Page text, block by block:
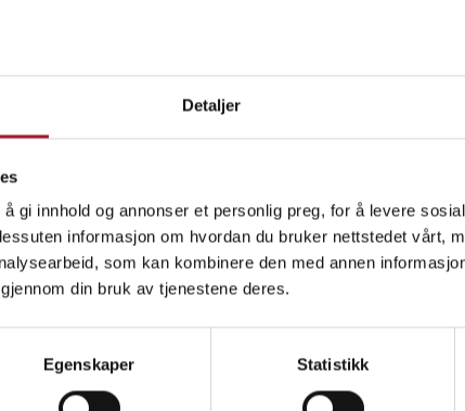
Detaljer
gi innhold og annonser et personlig preg, for å levere
informasjon om hvordan du bruker nettstedet vårt,
som kan kombinere den med annen
din bruk av tjenestene deres.
Egenskaper Statistikk
OM